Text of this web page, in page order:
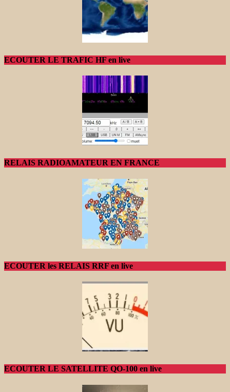
ECOUTER LE TRAFIC HF en live
RELAIS RADIOAMATEUR EN FRANCE
ECOUTER les RELAIS RRF en live
ECOUTER LE SATELLITE QO-100 en live